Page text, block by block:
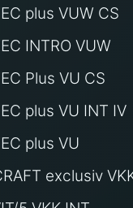
plus VUW CS
INTRO VUW
Plus VU CS
plus VU INT IV
plus VU
exclusiv